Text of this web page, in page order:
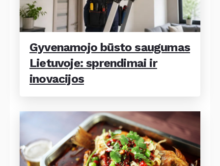
Gyvenamojo būsto saugumas
Lietuvoje: sprendimai ir
inovacijos